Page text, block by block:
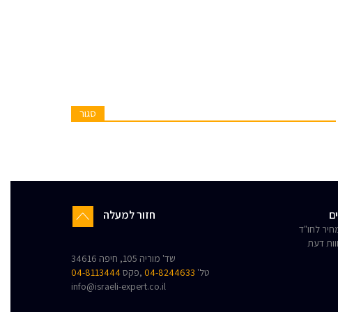
סגור
לחו"ד
דעת
חזור למעלה
שד' מוריה 105, חיפה 34616
טל' 04-8244633 ,פקס04-8113444
info@israeli-expert.co.il